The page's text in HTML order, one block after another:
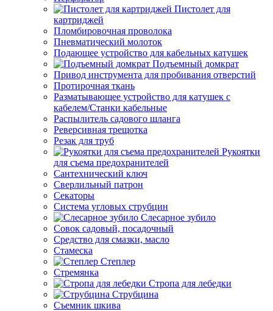
Пистолет для
картриджей
Пломбировочная проволока
Пневматический молоток
Подающее устройство для кабельных катушек
Подъемный домкрат
Привод инструмента для пробивания отверстий
Протирочная ткань
Разматывающее устройство для катушек с
кабелем/Станки кабельные
Распылитель садового шланга
Реверсивная трещотка
Резак для труб
Рукоятки
для съема предохранителей
Сантехнический ключ
Сверлильный патрон
Секаторы
Система угловых струбцин
Слесарное зубило
Совок садовый, посадочный
Средство для смазки, масло
Стамеска
Степлер
Стремянка
Стропа для лебедки
Струбцина
Съемник шкива